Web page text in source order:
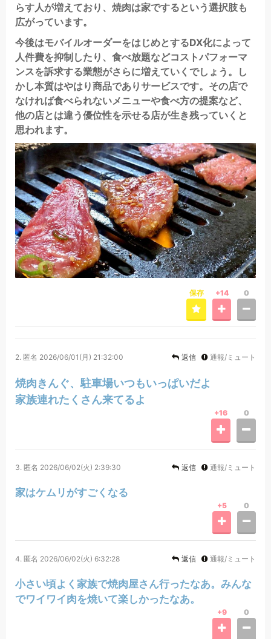
らす人が増えており、焼肉は家でするという選択肢も
広がっています。
今後はモバイルオーダーをはじめとするDX化によって
人件費を抑制したり、食べ放題などコストパフォーマ
ンスを訴求する業態がさらに増えていくでしょう。し
かし本質はやはり商品でありサービスです。その店で
なければ食べられないメニューや食べ方の提案など、
他の店とは違う優位性を示せる店が生き残っていくと
思われます。
保存 +14 0
2. 匿名 2026/06/01(月) 21:32:00 返信 通報/ミュート
焼肉きんぐ、駐車場いつもいっぱいだよ
家族連れたくさん来てるよ
+16 0
3. 匿名 2026/06/02(火) 2:39:30 返信 通報/ミュート
家はケムリがすごくなる
+5 0
4. 匿名 2026/06/02(火) 6:32:28 返信 通報/ミュート
小さい頃よく家族で焼肉屋さん行ったなあ。みんな
でワイワイ肉を焼いて楽しかったなあ。
+9 0